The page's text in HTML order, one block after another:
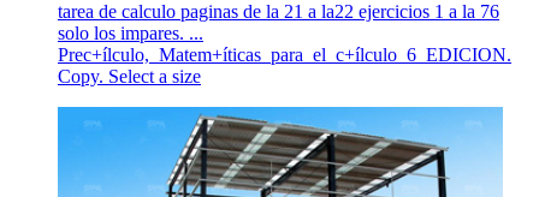
tarea de calculo paginas de la 21 a la22 ejercicios 1 a la 76
solo los impares. ...
Prec+ílculo,_Matem+íticas_para_el_c+ílculo_6_EDICION.
Copy. Select a size